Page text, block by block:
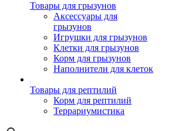
Товары для грызунов
Аксессуары для
грызунов
Игрушки для грызунов
Клетки для грызунов
Корм для грызунов
Наполнители для клеток
Товары для рептилий
Корм для рептилий
Террариумистика